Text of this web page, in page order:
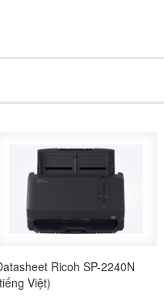
Ricoh SP-2240N
Việt)